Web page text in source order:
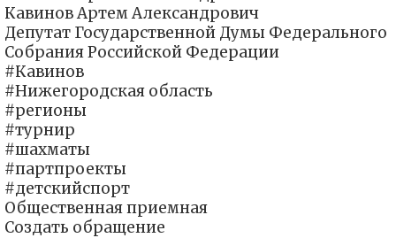
Кавинов Артем Александрович
Депутат Государственной Думы Федерального
Собрания Российской Федерации
#Кавинов
#Нижегородская область
#регионы
#турнир
#шахматы
#партпроекты
#детскийспорт
Общественная приемная
Создать обращение